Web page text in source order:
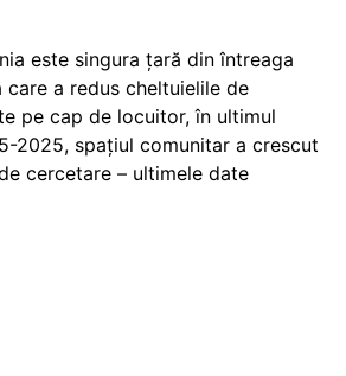
este singura țară din întreaga
care a redus cheltuielile de
pe cap de locuitor, în ultimul
2025, spațiul comunitar a crescut
cercetare – ultimele date